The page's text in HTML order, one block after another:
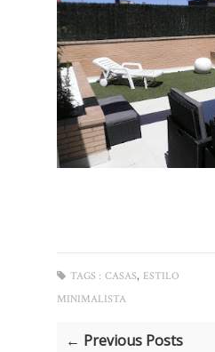
TAGS : CASAS, ESTILO
MINIMALISTA
← Previous Posts